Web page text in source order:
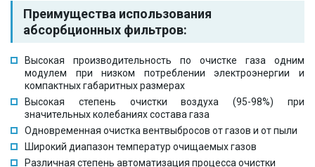
Преимущества использования
абсорбционных фильтров:
Высокая производительность по очистке газа одним
модулем при низком потреблении электроэнергии и
компактных габаритных размерах
Высокая степень очистки воздуха (95-98%) при
значительных колебаниях состава газа
Одновременная очистка вентвыбросов от газов и от пыли
Широкий диапазон температур очищаемых газов
Различная степень автоматизация процесса очистки